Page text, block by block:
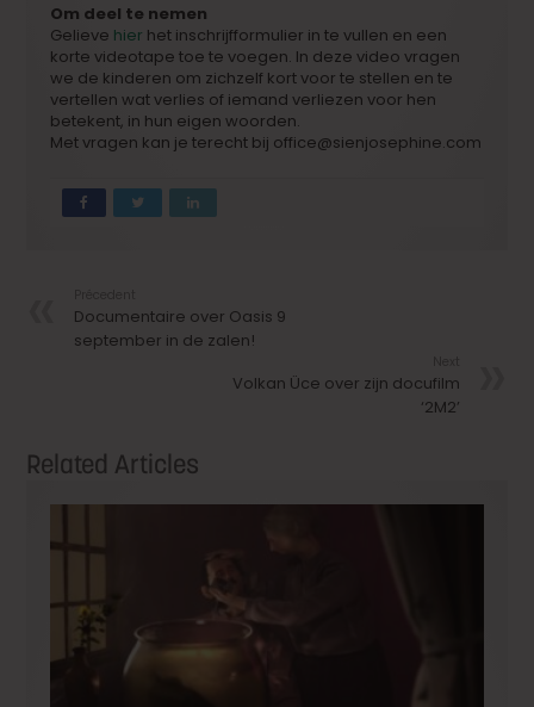
Om deel te nemen
Gelieve hier het inschrijfformulier in te vullen en een
korte videotape toe te voegen. In deze video vragen
we de kinderen om zichzelf kort voor te stellen en te
vertellen wat verlies of iemand verliezen voor hen
betekent, in hun eigen woorden.
Met vragen kan je terecht bij office@sienjosephine.com
Documentaire over Oasis 9
september in de zalen!
Volkan Üce over zijn docufilm
‘2M2’
Related Articles